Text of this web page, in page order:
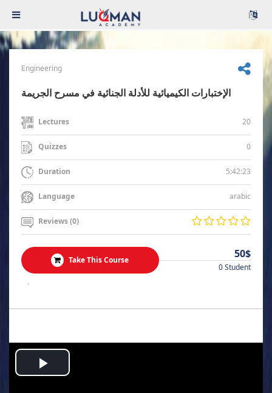
Engineering
الإختبارات الكيميائية للأدلة الجنائية في مسرح الجريمة
Lectures 20
Quizzes 0
Duration 5:42:23
Language arabic
Reviews (0)
Take This Course 50$
0 Student
.
Play